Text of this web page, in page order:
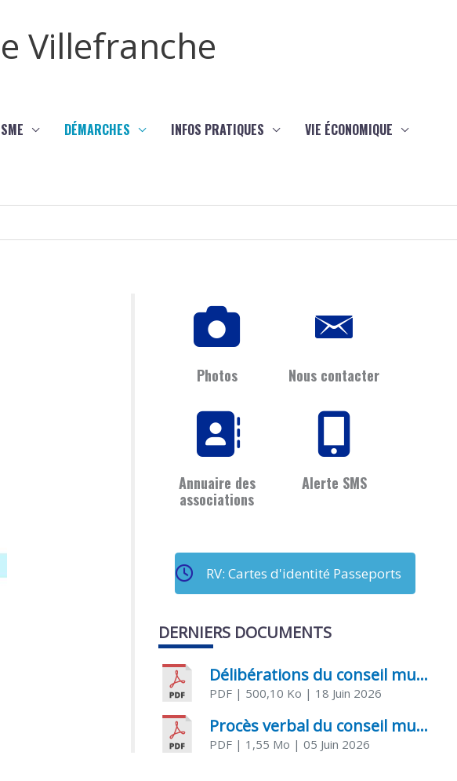
Villefranche
DÉMARCHES INFOS PRATIQUES VIE ÉCONOMIQUE
Photos Nous contacter
Annuaire des
associations
Alerte SMS
RV: Cartes d'identité Passeports
DERNIERS DOCUMENTS
Délibérations du conseil municipal du 18 juin 2026
PDF | 500,10 Ko | 18 Juin 2026
Procès verbal du conseil municipal du 05 juin 2026
PDF | 1,55 Mo | 05 Juin 2026